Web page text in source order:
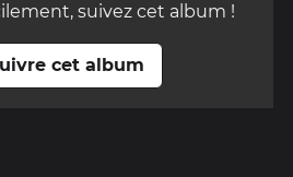
suivez cet album !
cet album